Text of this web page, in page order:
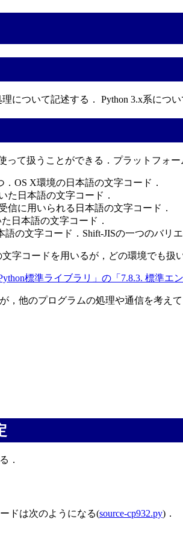
について記述する． Python 3.x系につ
って扱うことができる．プラットフォ
OS X環境の日本語の文字コード．
た日本語の文字コード．
信に用いられる日本語の文字コード．
日本語の文字コード．
語の文字コード．Shift-JISの一つのバリ
字コードを用いるが，どの環境でも扱
Python標準ライブラリ」の「7.8.3. 標準エ
，他のプログラムの処理や通信を考え
．
ドは次のようになる(source-cp932.py)．